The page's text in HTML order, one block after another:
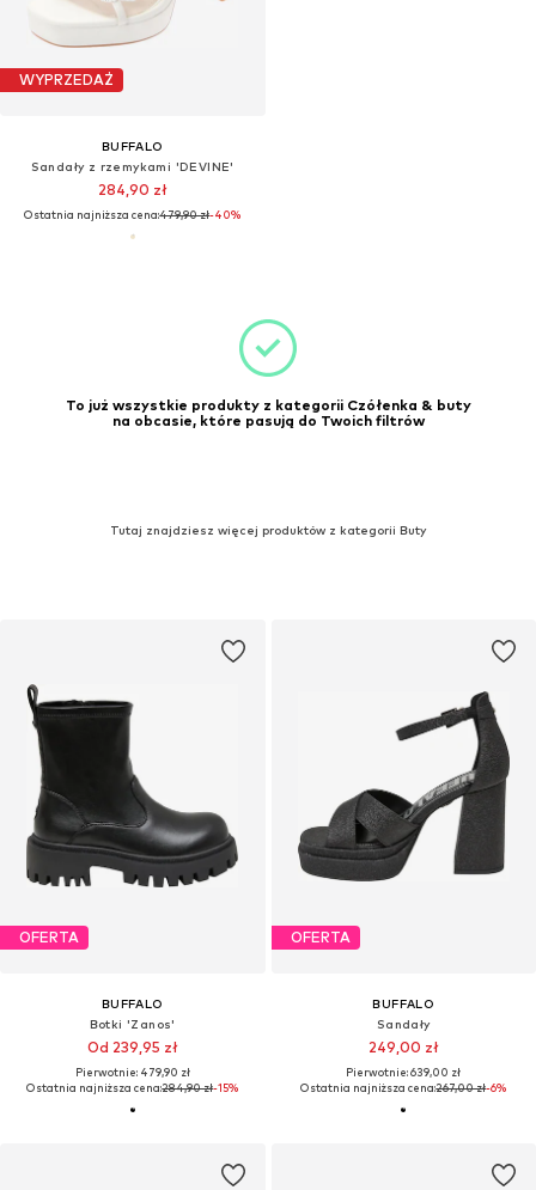
WYPRZEDAŻ
BUFFALO
Sandały z rzemykami 'DEVINE'
284,90 zł
Ostatnia najniższa cena:479,90 zł-40%
To już wszystkie produkty z kategorii Czółenka & buty
na obcasie, które pasują do Twoich filtrów
Tutaj znajdziesz więcej produktów z kategorii Buty
OFERTA
BUFFALO
Botki 'Zanos'
Od 239,95 zł
Pierwotnie: 479,90 zł
Ostatnia najniższa cena:284,90 zł-15%
OFERTA
BUFFALO
Sandały
249,00 zł
Pierwotnie: 639,00 zł
Ostatnia najniższa cena:267,00 zł-6%